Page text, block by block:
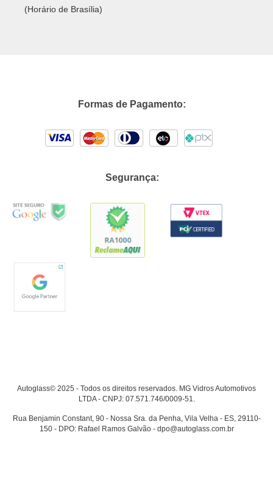
(Horário de Brasília)
Formas de Pagamento:
Segurança:
Autoglass© 2025 - Todos os direitos reservados. MG Vidros Automotivos
LTDA - CNPJ: 07.571.746/0009-51.
Rua Benjamin Constant, 90 - Nossa Sra. da Penha, Vila Velha - ES, 29110-
150 - DPO: Rafael Ramos Galvão - dpo@autoglass.com.br